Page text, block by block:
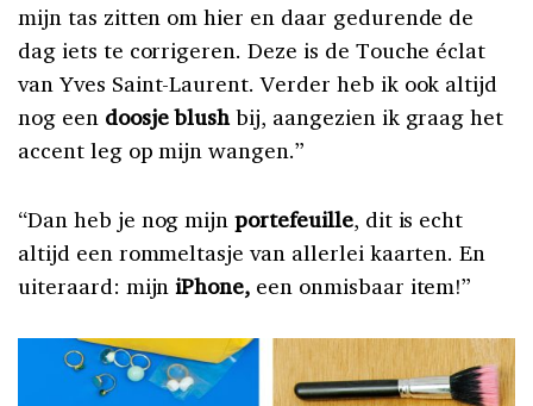
mijn tas zitten om hier en daar gedurende de
dag iets te corrigeren. Deze is de Touche éclat
van Yves Saint-Laurent. Verder heb ik ook altijd
nog een doosje blush bij, aangezien ik graag het
accent leg op mijn wangen.”
“Dan heb je nog mijnportefeuille, dit is echt
altijd een rommeltasje van allerlei kaarten. En
uiteraard: mijn iPhone, een onmisbaar item!”